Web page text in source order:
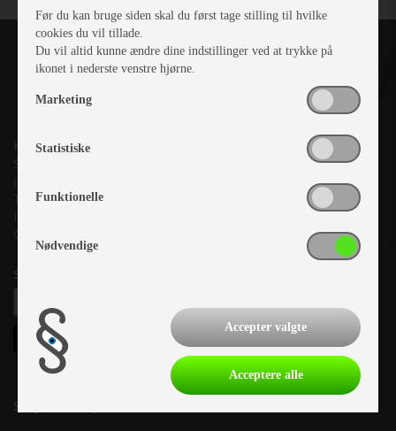
Kronjyllands Camping Center A/S
Suderholmen 10, 8960 Randers SØ
(Lige ud til Grenåvej)
Tlf. +45 87 10 98 70
Info@as-kcc.dk
CVR: 33 38 77 33
Samtykke til nyhedsbrev
Salgsafdeling:
Før du kan bruge siden skal du først tage stilling til hvilke
cookies du vil tillade.
Du vil altid kunne ændre dine indstillinger ved at trykke på
ikonet i nederste venstre hjørne.
Marketing
Statistiske
Funktionelle
Nødvendige
Accepter valgte
Acceptere alle